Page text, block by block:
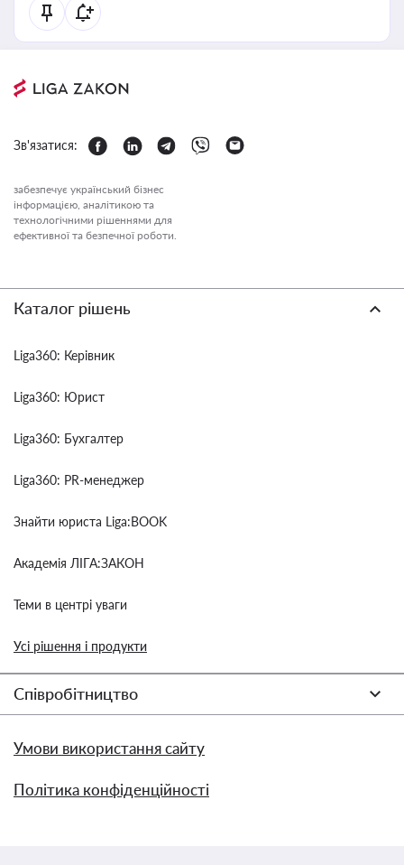
Зв'язатися:
забезпечує український бізнес
інформацією, аналітикою та
технологічними рішеннями для
ефективної та безпечної роботи.
Каталог рішень
Liga360: Керівник
Liga360: Юрист
Liga360: Бухгалтер
Liga360: PR-менеджер
Знайти юриста Liga:BOOK
Академія ЛІГА:ЗАКОН
Теми в центрі уваги
Усі рішення і продукти
Співробітництво
Умови використання сайту
Політика конфіденційності